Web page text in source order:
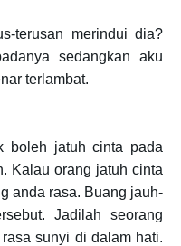
terusan merindui dia?
sedangkan aku
terlambat.
boleh jatuh cinta pada
Kalau orang jatuh cinta
anda rasa. Buang jauh-
Jadilah seorang
sunyi di dalam hati.